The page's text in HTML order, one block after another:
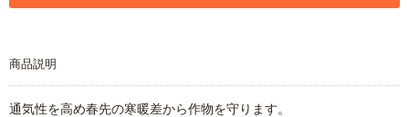
商品説明
通気性を高め春先の寒暖差から作物を守ります。